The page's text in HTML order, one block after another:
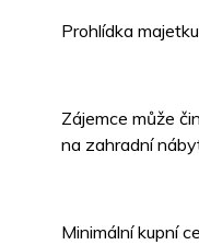
Prohlídka
Zájemce může
na zahradní
Minimální kupní